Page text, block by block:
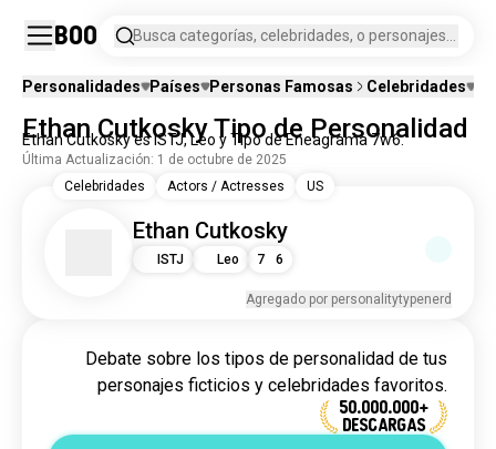
Boo
Busca categorías, celebridades, o personajes
Personalidades Países Personas Famosas Celebridades
Ethan Cutkosky Tipo de Personalidad
Ethan Cutkosky es ISTJ, Leo y Tipo de Eneagrama 7w6.
Última Actualización: 1 de octubre de 2025
Ethan Cutkosky
ISTJ Leo 7 6
Celebridades Actors / Actresses US
Agregado por personalitytypenerd
Debate sobre los tipos de personalidad de tus
personajes ficticios y celebridades favoritos.
50.000.000+
DESCARGAS